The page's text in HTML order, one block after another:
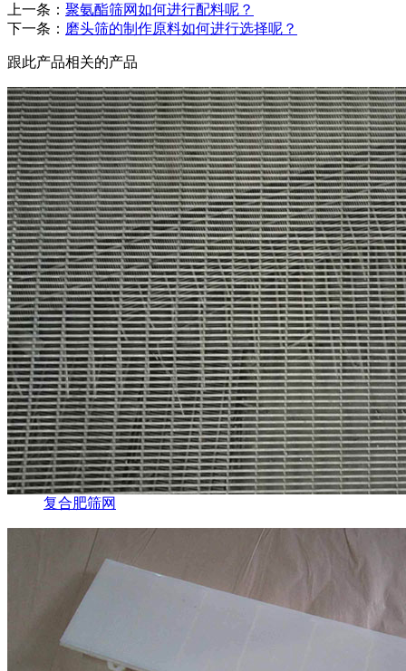
上一条： 聚氨酯筛网如何进行配料呢？
下一条： 磨头筛的制作原料如何进行选择呢？
跟此产品相关的产品
复合肥筛网